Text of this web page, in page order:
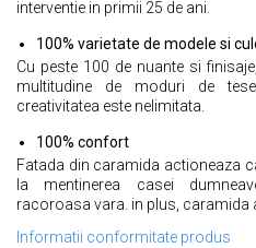
interventie in primii 25 de ani.
100% varietate de modele si
Cu peste 100 de nuante si
multitudine de moduri de
creativitatea este nelimitata.
100% confort
Fatada din caramida actioneaza
la mentinerea casei
racoroasa vara. in plus, caramida
Informatii conformitate produs